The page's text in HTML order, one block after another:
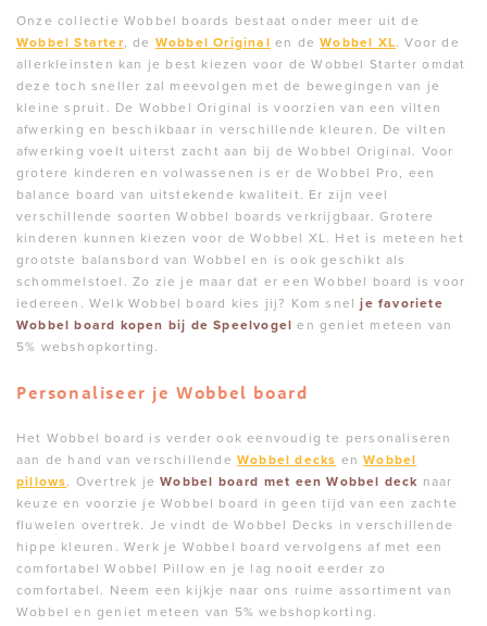
Onze collectie Wobbel boards bestaat onder meer uit de
Wobbel Starter, de Wobbel Original en deWobbel XL. Voor de
allerkleinsten kan je best kiezen voor de Wobbel Starter omdat
deze toch sneller zal meevolgen met de bewegingen van je
kleine spruit. De Wobbel Original is voorzien van een vilten
afwerking en beschikbaar in verschillende kleuren. De vilten
afwerking voelt uiterst zacht aan bij de Wobbel Original. Voor
grotere kinderen en volwassenen is er de Wobbel Pro, een
balance board van uitstekende kwaliteit. Er zijn veel
verschillende soorten Wobbel boards verkrijgbaar. Grotere
kinderen kunnen kiezen voor de Wobbel XL. Het is meteen het
grootste balansbord van Wobbel en is ook geschikt als
schommelstoel. Zo zie je maar dat er een Wobbel board is voor
iedereen. Welk Wobbel board kies jij? Kom snelje favoriete
Wobbel board kopen bij de Speelvogel en geniet meteen van
5% webshopkorting.
Personaliseer je Wobbel board
Het Wobbel board is verder ook eenvoudig te personaliseren
aan de hand van verschillende Wobbel decks enWobbel
pillows. Overtrek jeWobbel board met een Wobbel deck naar
keuze en voorzie je Wobbel board in geen tijd van een zachte
fluwelen overtrek. Je vindt de Wobbel Decks in verschillende
hippe kleuren. Werk je Wobbel board vervolgens af met een
comfortabel Wobbel Pillow en je lag nooit eerder zo
comfortabel. Neem een kijkje naar ons ruime assortiment van
Wobbel en geniet meteen van 5% webshopkorting.